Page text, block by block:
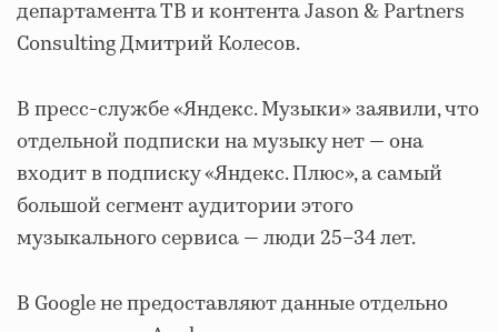
департамента ТВ и контента Jason & Partners
Consulting Дмитрий Колесов.
В пресс-службе «Яндекс. Музыки» заявили, что
отдельной подписки на музыку нет — она
входит в подписку «Яндекс. Плюс», а самый
большой сегмент аудитории этого
музыкального сервиса — люди 25–34 лет.
В Google не предоставляют данные отдельно